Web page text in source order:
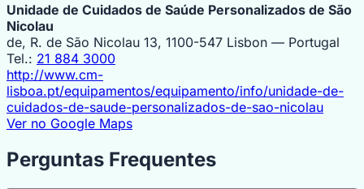
Unidade de Cuidados de Saúde Personalizados de São
Nicolau
de, R. de São Nicolau 13, 1100-547 Lisbon — Portugal
Tel.: 21 884 3000
http://www.cm-
lisboa.pt/equipamentos/equipamento/info/unidade-de-
cuidados-de-saude-personalizados-de-sao-nicolau
Ver no Google Maps
Perguntas Frequentes